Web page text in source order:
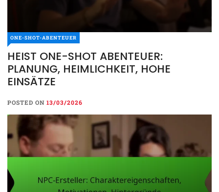
ONE-SHOT-ABENTEUER
HEIST ONE-SHOT
ABENTEUER: PLANUNG,
HEIMLICHKEIT, HOHE
EINSÄTZE
POSTED ON 13/03/2026
ONE-SHOT-ABENTEUER
HEIST ONE-SHOT ABENTEUER:
PLANUNG, HEIMLICHKEIT, HOHE
EINSÄTZE
POSTED ON 13/03/2026